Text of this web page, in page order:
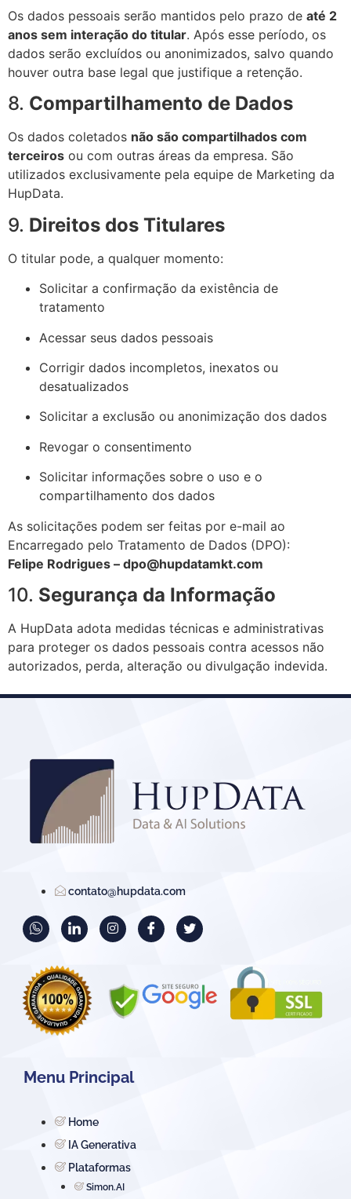
Os dados pessoais serão mantidos pelo prazo de até 2
anos sem interação do titular. Após esse período, os
dados serão excluídos ou anonimizados, salvo quando
houver outra base legal que justifique a retenção.
8. Compartilhamento de Dados
Os dados coletados não são compartilhados com
terceiros ou com outras áreas da empresa. São
utilizados exclusivamente pela equipe de Marketing da
HupData.
9. Direitos dos Titulares
O titular pode, a qualquer momento:
Solicitar a confirmação da existência de
tratamento
Acessar seus dados pessoais
Corrigir dados incompletos, inexatos ou
desatualizados
Solicitar a exclusão ou anonimização dos dados
Revogar o consentimento
Solicitar informações sobre o uso e o
compartilhamento dos dados
As solicitações podem ser feitas por e-mail ao
Encarregado pelo Tratamento de Dados (DPO):
Felipe Rodrigues – dpo@hupdatamkt.com
10. Segurança da Informação
A HupData adota medidas técnicas e administrativas
para proteger os dados pessoais contra acessos não
autorizados, perda, alteração ou divulgação indevida.
contato@hupdata.com
Menu Principal
Home
IA Generativa
Plataformas
Simon.AI